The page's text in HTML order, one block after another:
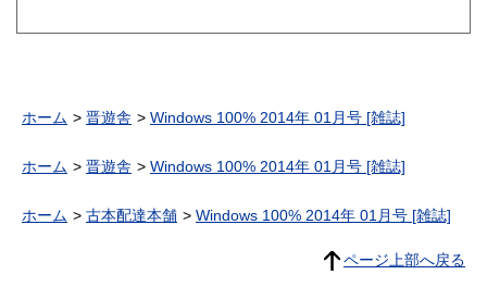
ホーム 晋遊舎 Windows 100% 2014年 01月号 [雑誌]
ホーム 晋遊舎 Windows 100% 2014年 01月号 [雑誌]
ホーム 古本配達本舗 Windows 100% 2014年 01月号 [雑誌]
ページ上部へ戻る